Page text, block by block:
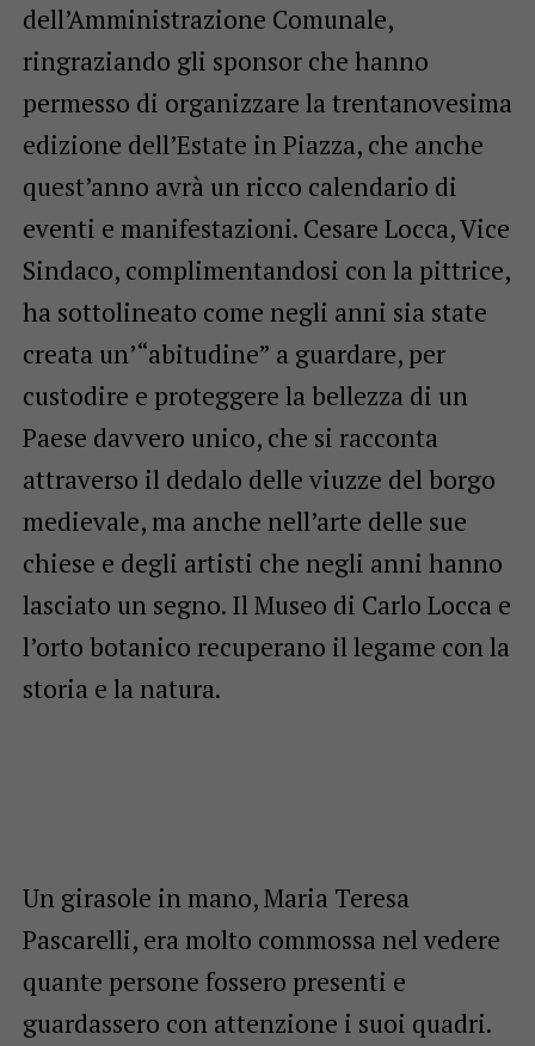
dell’Amministrazione Comunale,
ringraziando gli sponsor che hanno
permesso di organizzare la trentanovesima
edizione dell’Estate in Piazza, che anche
quest’anno avrà un ricco calendario di
eventi e manifestazioni. Cesare Locca, Vice
Sindaco, complimentandosi con la pittrice,
ha sottolineato come negli anni sia state
creata un’“abitudine” a guardare, per
custodire e proteggere la bellezza di un
Paese davvero unico, che si racconta
attraverso il dedalo delle viuzze del borgo
medievale, ma anche nell’arte delle sue
chiese e degli artisti che negli anni hanno
lasciato un segno. Il Museo di Carlo Locca e
l’orto botanico recuperano il legame con la
storia e la natura.
Un girasole in mano, Maria Teresa
Pascarelli, era molto commossa nel vedere
quante persone fossero presenti e
guardassero con attenzione i suoi quadri.